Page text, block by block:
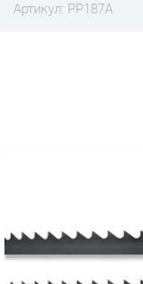
Артикул: PP187A